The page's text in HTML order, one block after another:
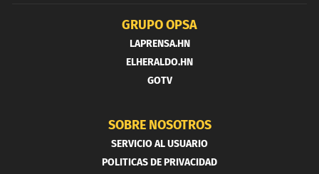
GRUPO OPSA
LAPRENSA.HN
ELHERALDO.HN
GOTV
SOBRE NOSOTROS
SERVICIO AL USUARIO
POLITICAS DE PRIVACIDAD